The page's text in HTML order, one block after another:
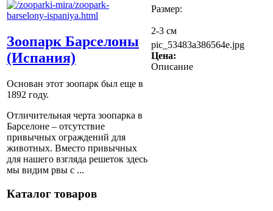
Зоопарк Барселоны
(Испания)
Основан этот зоопарк был еще в
1892 году.
Отличительная черта зоопарка в
Барселоне – отсутствие
привычных ограждений для
животных. Вместо привычных
для нашего взгляда решеток здесь
мы видим рвы с ...
Каталог товаров
Размер:
2-3 см
pic_53483a386564e.jpg
Цена:
Описание